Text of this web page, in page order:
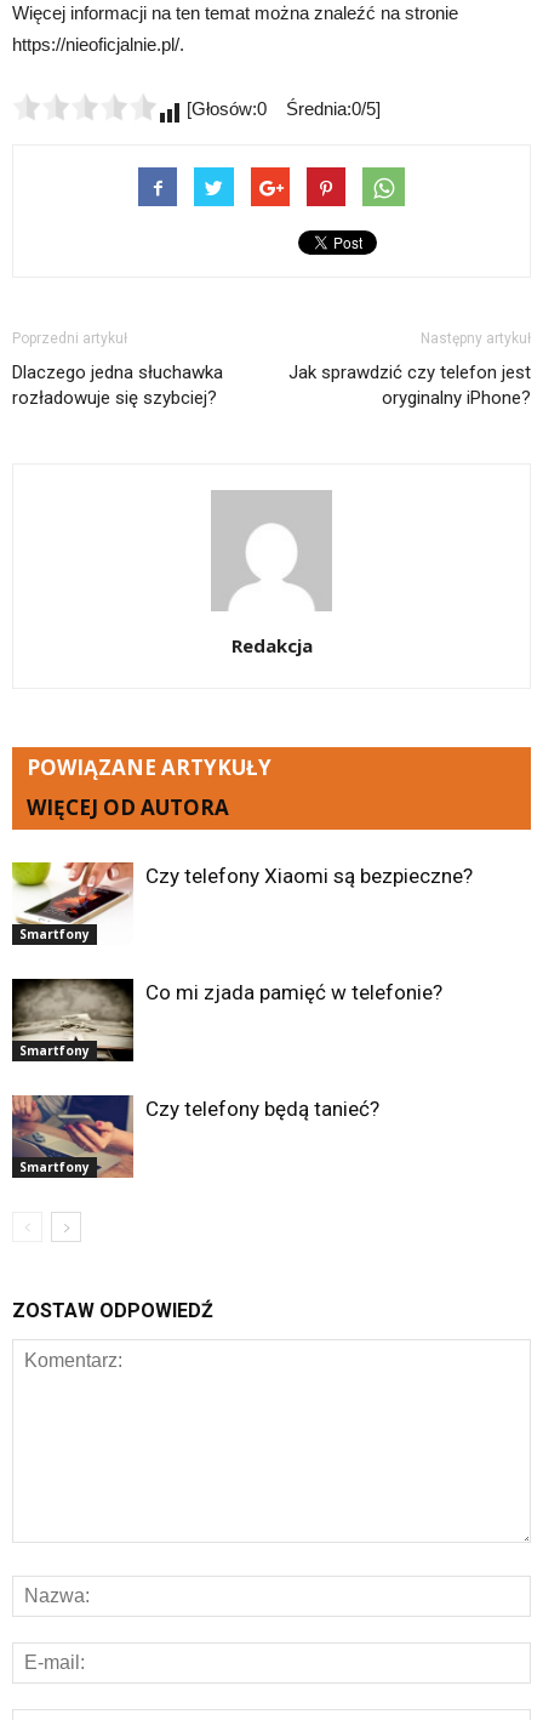
Więcej informacji na ten temat można znaleźć na stronie
https://nieoficjalnie.pl/.
[Głosów:0 Średnia:0/5]
Poprzedni artykuł
Dlaczego jedna słuchawka
rozładowuje się szybciej?
Następny artykuł
Jak sprawdzić czy telefon jest
oryginalny iPhone?
Redakcja
POWIĄZANE ARTYKUŁY
WIĘCEJ OD AUTORA
Smartfony
Czy telefony Xiaomi są bezpieczne?
Smartfony
Co mi zjada pamięć w telefonie?
Smartfony
Czy telefony będą tanieć?
ZOSTAW ODPOWIEDŹ